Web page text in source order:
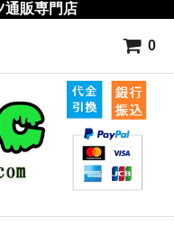
通販専門店
0